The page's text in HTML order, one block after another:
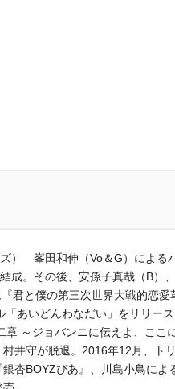
） 峯田和伸（Vo＆G）による
成。その後、安孫子真哉（B）
君と僕の第三次世界大戦的恋
「あいどんわなだい」をリリー
章 ～ジョバンニに伝えよ、ここ
井守が脱退。2016年12月、ト
杏BOYZぴあ』、川島小鳥に